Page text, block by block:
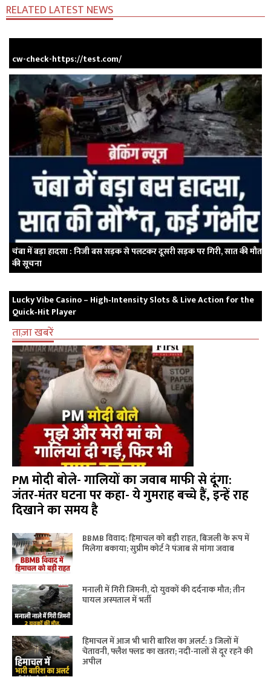
RELATED LATEST NEWS
cw-check-https://test.com/
चंबा में बड़ा हादसा : निजी बस सड़क से पलटकर दूसरी सड़क पर गिरी, सात की मौत
की सूचना
Lucky Vibe Casino – High‑Intensity Slots & Live Action for the
Quick‑Hit Player
ताज़ा खबरें
PM मोदी बोले- गालियों का जवाब माफी से दूंगा:
जंतर-मंतर घटना पर कहा- ये गुमराह बच्चे हैं, इन्हें राह
दिखाने का समय है
BBMB विवाद: हिमाचल को बड़ी राहत, बिजली के रूप में
मिलेगा बकाया; सुप्रीम कोर्ट ने पंजाब से मांगा जवाब
मनाली में गिरी जिमनी, दो युवकों की दर्दनाक मौत; तीन
घायल अस्पताल में भर्ती
हिमाचल में आज भी भारी बारिश का अलर्ट: 3 जिलों में
चेतावनी, फ्लैश फ्लड का खतरा; नदी-नालों से दूर रहने की
अपील